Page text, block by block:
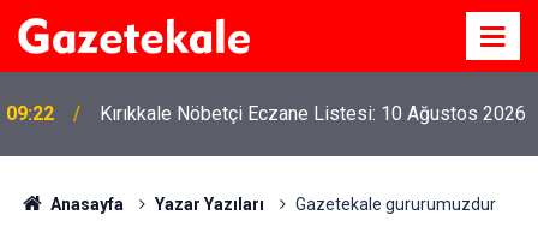
09:22 Kırıkkale Nöbetçi Eczane Listesi: 10 Ağustos 2026
Anasayfa Yazar Yazıları Gazetekale gururumuzdur